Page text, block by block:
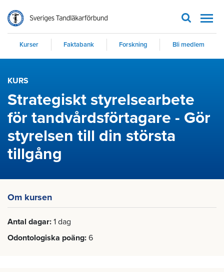
Kurser Faktabank Forskning Bli medlem
KURS
Strategiskt styrelsearbete
för tandvårdsförtagare - Gör
styrelsen till din största
tillgång
Om kursen
Antal dagar 1 dag
Odontologiska poäng 6